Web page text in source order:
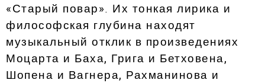
«Старый повар». Их тонкая лирика и
философская глубина находят
музыкальный отклик в произведениях
Моцарта и Баха, Грига и Бетховена,
Шопена и Вагнера, Рахманинова и